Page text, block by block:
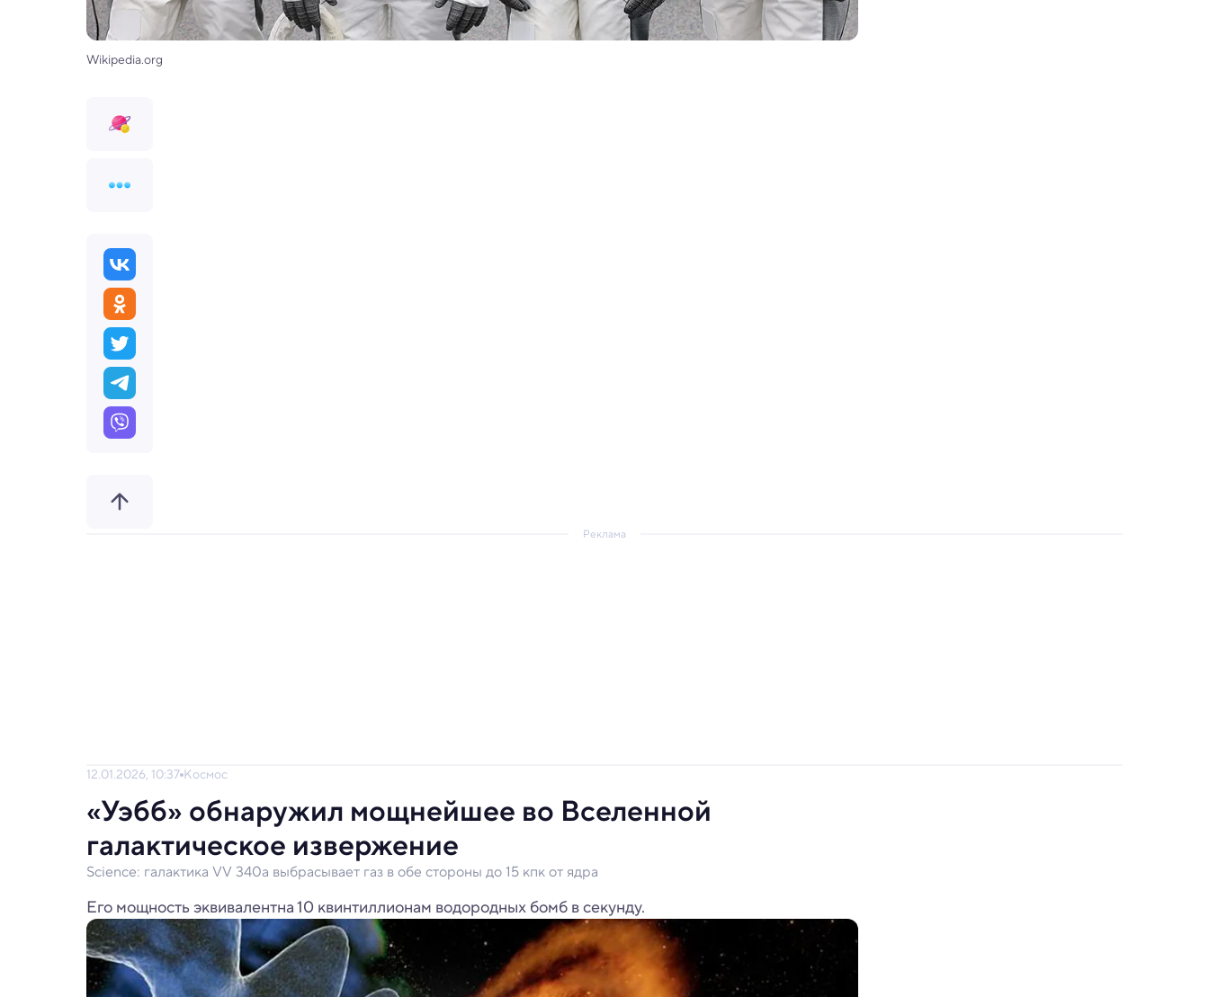
Wikipedia.org
Реклама
12.01.2026, 10:37 Космос
«Уэбб» обнаружил мощнейшее во Вселенной
галактическое извержение
Science: галактика VV 340a выбрасывает газ в обе стороны до 15 кпк от ядра
Его мощность эквивалентна 10 квинтиллионам водородных бомб в секунду.